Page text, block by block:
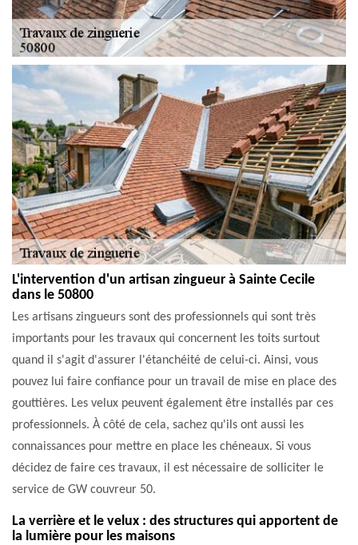
L'intervention d'un artisan zingueur à Sainte Cecile
dans le 50800
Les artisans zingueurs sont des professionnels qui sont très
importants pour les travaux qui concernent les toits surtout
quand il s'agit d'assurer l'étanchéité de celui-ci. Ainsi, vous
pouvez lui faire confiance pour un travail de mise en place des
gouttières. Les velux peuvent également être installés par ces
professionnels. À côté de cela, sachez qu'ils ont aussi les
connaissances pour mettre en place les chéneaux. Si vous
décidez de faire ces travaux, il est nécessaire de solliciter le
service de GW couvreur 50.
La verrière et le velux : des structures qui apportent de
la lumière pour les maisons